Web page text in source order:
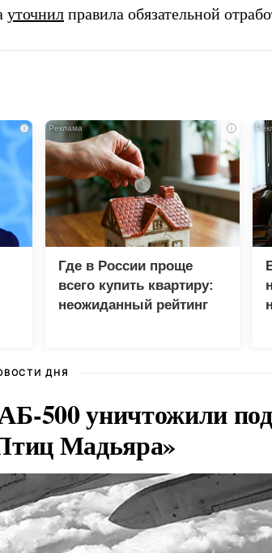
уточнил правила обязательной
i i
Где в России проще
всего купить квартиру:
неожиданный рейтинг
ДНЯ
500 уничтожили
Мадьяра»